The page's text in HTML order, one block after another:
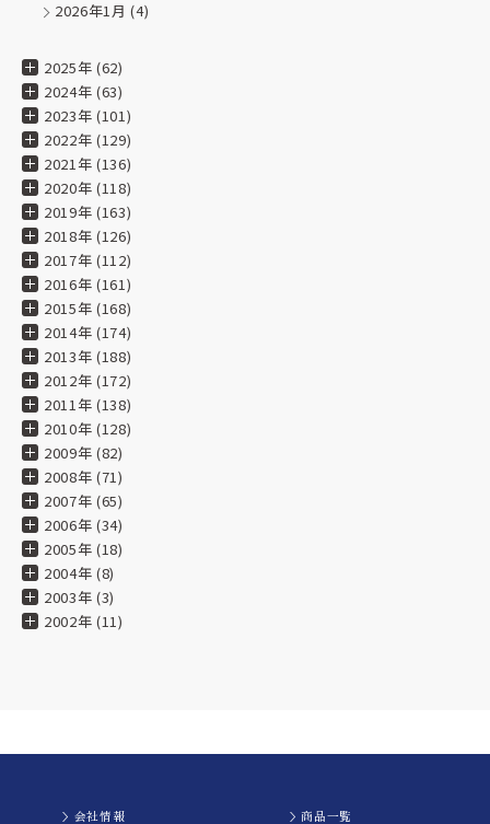
2026年1月 (4)
2025年 (62)
2024年 (63)
2023年 (101)
2022年 (129)
2021年 (136)
2020年 (118)
2019年 (163)
2018年 (126)
2017年 (112)
2016年 (161)
2015年 (168)
2014年 (174)
2013年 (188)
2012年 (172)
2011年 (138)
2010年 (128)
2009年 (82)
2008年 (71)
2007年 (65)
2006年 (34)
2005年 (18)
2004年 (8)
2003年 (3)
2002年 (11)
＞会社情報 ＞商品一覧